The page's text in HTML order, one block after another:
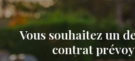
Vous souhaitez un
contrat